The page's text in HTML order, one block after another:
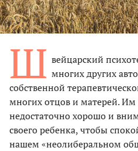
Ш вейцарский
многих других
собственной
многих отцов и матерей. Им
недостаточно хорошо и
своего ребенка, чтобы
нашем «неолиберальном